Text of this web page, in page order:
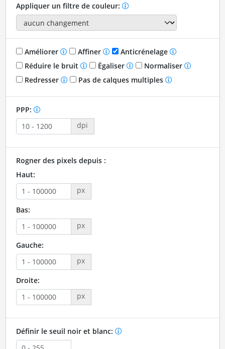
Appliquer un filtre de couleur:
Améliorer Affiner
Anticrénelage
Réduire le bruit
Égaliser
Normaliser
Redresser
Pas de calques multiples
PPP:
dpi
Rogner des pixels depuis :
Haut:
px
Bas:
px
Gauche:
px
Droite:
px
Définir le seuil noir et blanc: